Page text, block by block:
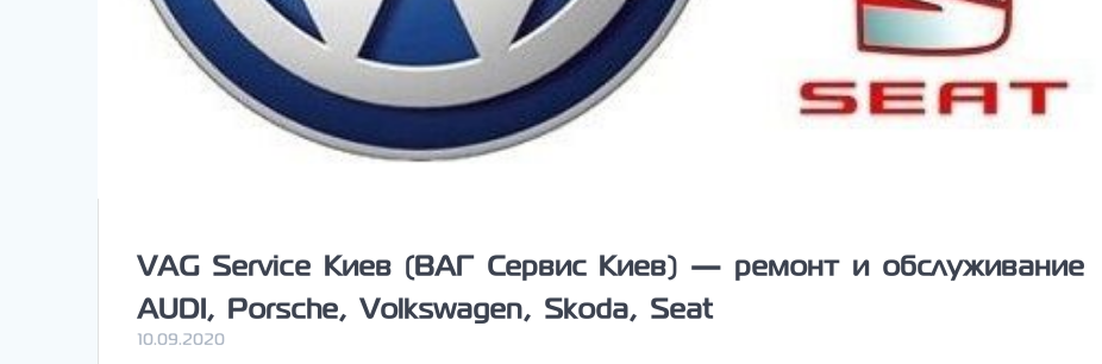
VAG Service Киев (ВАГ Сервис Киев) — ремонт и обслуживание
AUDI, Porsche, Volkswagen, Skoda, Seat
10.09.2020